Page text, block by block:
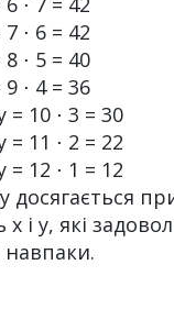
⋅ 6 = 42
⋅ 5 = 40
⋅ 4 = 36
= 10 ⋅ 3 = 30
= 11 ⋅ 2 = 22
= 12 ⋅ 1 = 12
і y, які
навпаки.